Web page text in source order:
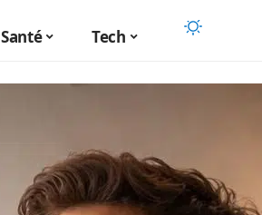
Santé Tech